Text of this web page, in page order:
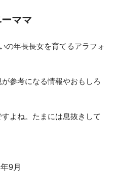
ママ
の年長長女を育てるアラフォ
参考になる情報やおもしろ
よね。たまには息抜きして
9月